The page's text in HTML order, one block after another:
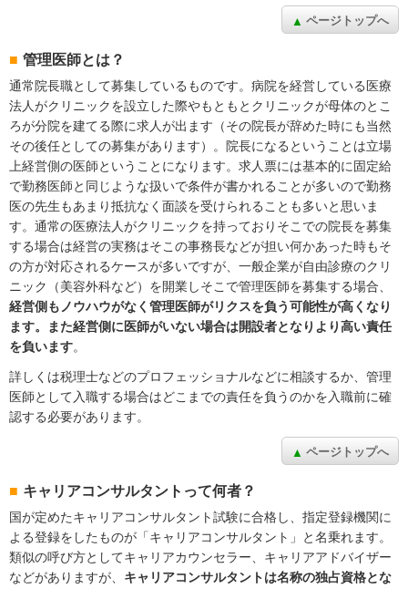
ページトップへ
管理医師とは？
通常院長職として募集しているものです。病院を経営している医療
法人がクリニックを設立した際やもともとクリニックが母体のとこ
ろが分院を建てる際に求人が出ます（その院長が辞めた時にも当然
その後任としての募集があります）。院長になるということは立場
上経営側の医師ということになります。求人票には基本的に固定給
で勤務医師と同じような扱いで条件が書かれることが多いので勤務
医の先生もあまり抵抗なく面談を受けられることも多いと思いま
す。通常の医療法人がクリニックを持っておりそこでの院長を募集
する場合は経営の実務はそこの事務長などが担い何かあった時もそ
の方が対応されるケースが多いですが、一般企業が自由診療のクリ
ニック（美容外科など）を開業しそこで管理医師を募集する場合、
経営側もノウハウがなく管理医師がリクスを負う可能性が高くなり
ます。また経営側に医師がいない場合は開設者となりより高い責任
を負います。
詳しくは税理士などのプロフェッショナルなどに相談するか、管理
医師として入職する場合はどこまでの責任を負うのかを入職前に確
認する必要があります。
ページトップへ
キャリアコンサルタントって何者？
国が定めたキャリアコンサルタント試験に合格し、指定登録機関に
よる登録をしたものが「キャリアコンサルタント」と名乗れます。
類似の呼び方としてキャリアカウンセラー、キャリアアドバイザー
などがありますが、 キャリアコンサルタントは名称の独占資格とな